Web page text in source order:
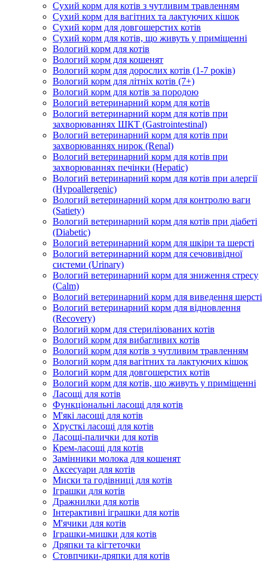
Сухий корм для котів з чутливим травленням
Сухий корм для вагітних та лактуючих кішок
Сухий корм для довгошерстих котів
Сухий корм для котів, що живуть у приміщенні
Вологий корм для котів
Вологий корм для кошенят
Вологий корм для дорослих котів (1-7 років)
Вологий корм для літніх котів (7+)
Вологий корм для котів за породою
Вологий ветеринарний корм для котів
Вологий ветеринарний корм для котів при
захворюваннях ШКТ (Gastrointestinal)
Вологий ветеринарний корм для котів при
захворюваннях нирок (Renal)
Вологий ветеринарний корм для котів при
захворюваннях печінки (Hepatic)
Вологий ветеринарний корм для котів при алергії
(Hypoallergenic)
Вологий ветеринарний корм для контролю ваги
(Satiety)
Вологий ветеринарний корм для котів при діабеті
(Diabetic)
Вологий ветеринарний корм для шкіри та шерсті
Вологий ветеринарний корм для сечовивідної
системи (Urinary)
Вологий ветеринарний корм для зниження стресу
(Calm)
Вологий ветеринарний корм для виведення шерсті
Вологий ветеринарний корм для відновлення
(Recovery)
Вологий корм для стерилізованих котів
Вологий корм для вибагливих котів
Вологий корм для котів з чутливим травленням
Вологий корм для вагітних та лактуючих кішок
Вологий корм для довгошерстих котів
Вологий корм для котів, що живуть у приміщенні
Ласощі для котів
Функціональні ласощі для котів
М'які ласощі для котів
Хрусткі ласощі для котів
Ласощі-палички для котів
Крем-ласощі для котів
Замінники молока для кошенят
Аксесуари для котів
Миски та годівниці для котів
Іграшки для котів
Дражнилки для котів
Інтерактивні іграшки для котів
М'ячики для котів
Іграшки-мишки для котів
Дряпки та кігтеточки
Стовпчики-дряпки для котів